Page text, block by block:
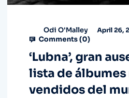
Odi O'Malley April 26,
Comments (0)
‘Lubna’, gran
lista de álbumes
vendidos del